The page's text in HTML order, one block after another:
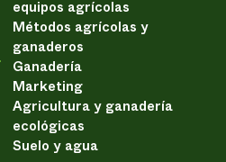
equipos agrícolas
Métodos agrícolas y
ganaderos
Ganadería
Marketing
Agricultura y ganadería
ecológicas
Suelo y agua